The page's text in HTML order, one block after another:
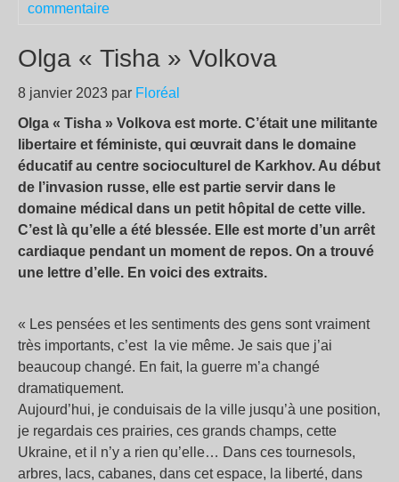
commentaire
Olga « Tisha » Volkova
8 janvier 2023 par Floréal
Olga « Tisha » Volkova est morte. C’était une militante
libertaire et féministe, qui œuvrait dans le domaine
éducatif au centre socioculturel de Karkhov. Au début
de l’invasion russe, elle est partie servir dans le
domaine médical dans un petit hôpital de cette ville.
C’est là qu’elle a été blessée. Elle est morte d’un arrêt
cardiaque pendant un moment de repos. On a trouvé
une lettre d’elle. En voici des extraits.
« Les pensées et les sentiments des gens sont vraiment
très importants, c’est la vie même. Je sais que j’ai
beaucoup changé. En fait, la guerre m’a changé
dramatiquement.
Aujourd’hui, je conduisais de la ville jusqu’à une position,
je regardais ces prairies, ces grands champs, cette
Ukraine, et il n’y a rien qu’elle… Dans ces tournesols,
arbres, lacs, cabanes, dans cet espace, la liberté, dans